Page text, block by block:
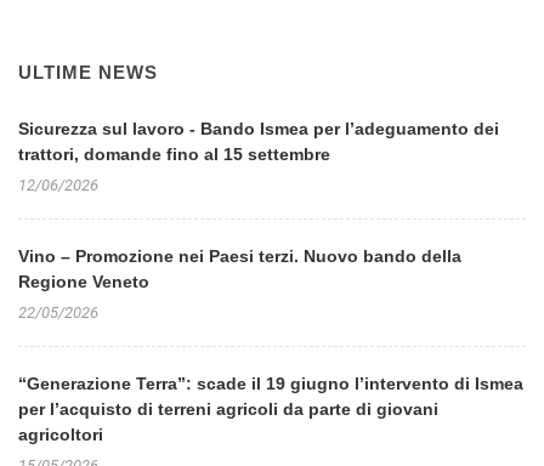
ULTIME NEWS
Sicurezza sul lavoro - Bando Ismea per l’adeguamento dei
trattori, domande fino al 15 settembre
12/06/2026
Vino – Promozione nei Paesi terzi. Nuovo bando della
Regione Veneto
22/05/2026
“Generazione Terra”: scade il 19 giugno l’intervento di Ismea
per l’acquisto di terreni agricoli da parte di giovani
agricoltori